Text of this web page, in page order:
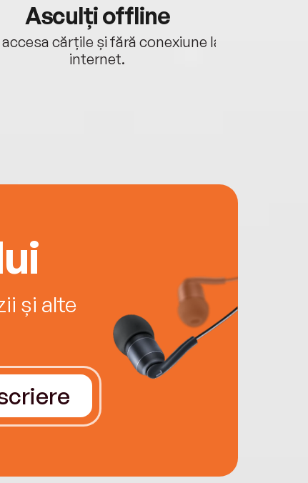
Asculți offline
cărțile și fără conexiune la
internet.
și alte